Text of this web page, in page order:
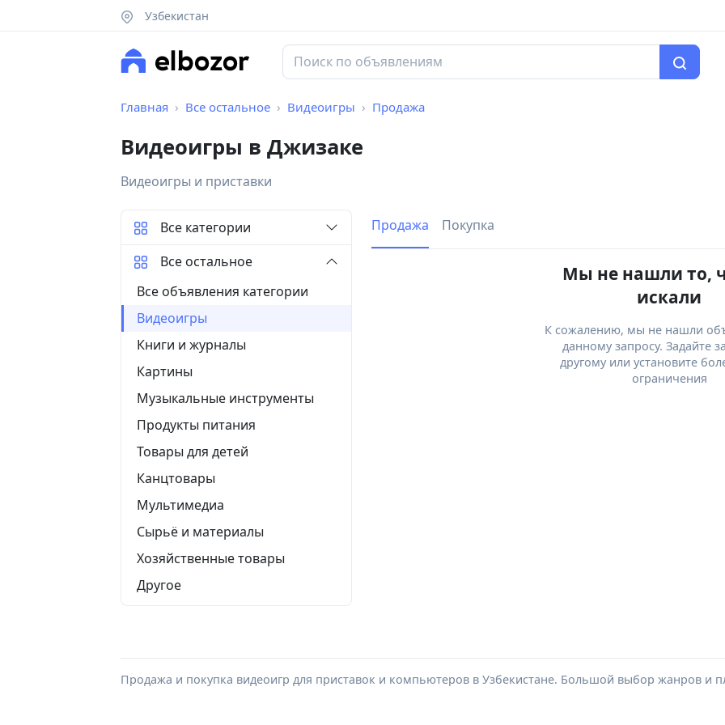
Узбекистан
Главная Все остальное Видеоигры Продажа
Видеоигры в Джизаке
Видеоигры и приставки
Продажа Покупка
Мы не нашли то,
искали
К сожалению, мы не нашли
данному запросу. Задайте
другому или установите
ограничения
Все категории
Все остальное
Все объявления категории
Видеоигры
Книги и журналы
Картины
Музыкальные инструменты
Продукты питания
Товары для детей
Канцтовары
Мультимедиа
Сырьё и материалы
Хозяйственные товары
Другое
Продажа и покупка видеоигр для приставок и компьютеров в Узбекистане. Большой выбор жанров и